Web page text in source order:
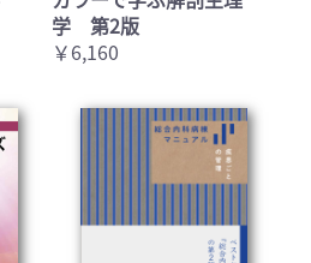
学 第2版
￥6,160